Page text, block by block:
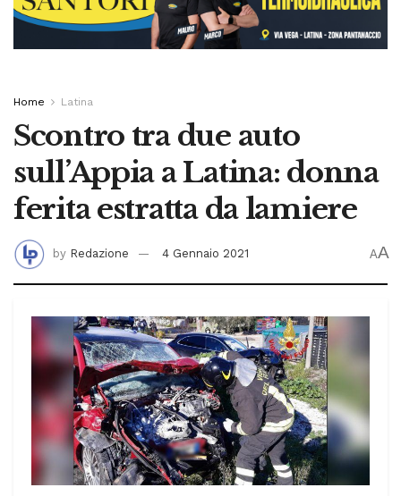
Home Latina
Scontro tra due auto
sull’Appia a Latina: donna
ferita estratta da lamiere
by Redazione 4 Gennaio 2021 AA